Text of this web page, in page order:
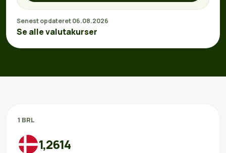
Senest opdateret 06.08.2026
Se alle valutakurser
1 BRL
1,2614